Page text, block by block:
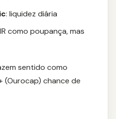
: liquidez diária
como poupança, mas
sentido como
(Ourocap) chance de